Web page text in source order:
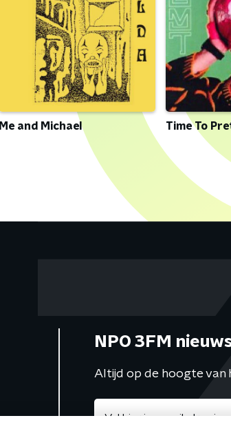
Me and Michael Time To
NPO 3FM
Altijd op de hoogte van